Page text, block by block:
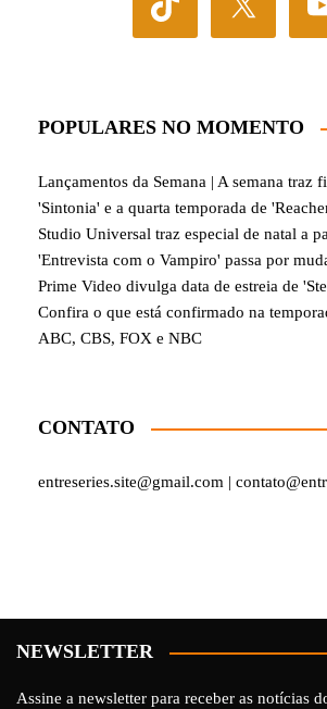
POPULARES NO MOMENTO
Lançamentos da Semana | A semana traz
'Sintonia' e a quarta temporada de
Studio Universal traz especial de natal a
'Entrevista com o Vampiro' passa por
Prime Video divulga data de estreia de
Confira o que está confirmado na
ABC, CBS, FOX e NBC
CONTATO
entreseries.site@gmail.com |
NEWSLETTER
Assine a newsletter para receber as notícias